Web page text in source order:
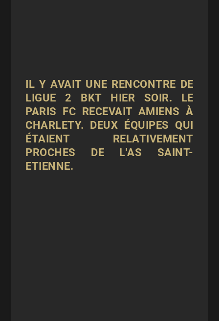
IL Y AVAIT UNE RENCONTRE DE
LIGUE 2 BKT HIER SOIR. LE
PARIS FC RECEVAIT AMIENS À
CHARLETY. DEUX ÉQUIPES QUI
ÉTAIENT RELATIVEMENT
PROCHES DE L'AS SAINT-
ETIENNE.